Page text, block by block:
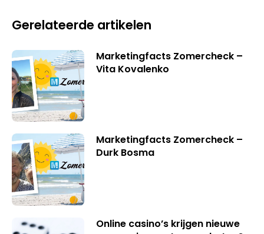
Gerelateerde artikelen
Marketingfacts Zomercheck –
Vita Kovalenko
Marketingfacts Zomercheck –
Durk Bosma
Online casino’s krijgen nieuwe